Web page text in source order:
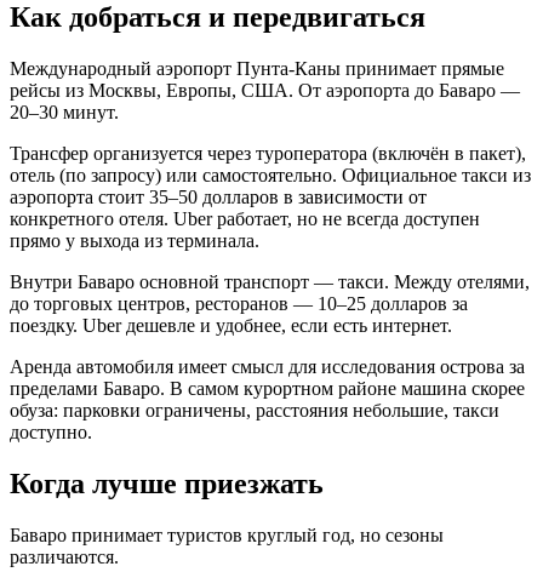
Как добраться и передвигаться
Международный аэропорт Пунта-Каны принимает прямые
рейсы из Москвы, Европы, США. От аэропорта до Баваро —
20–30 минут.
Трансфер организуется через туроператора (включён в пакет),
отель (по запросу) или самостоятельно. Официальное такси из
аэропорта стоит 35–50 долларов в зависимости от
конкретного отеля. Uber работает, но не всегда доступен
прямо у выхода из терминала.
Внутри Баваро основной транспорт — такси. Между отелями,
до торговых центров, ресторанов — 10–25 долларов за
поездку. Uber дешевле и удобнее, если есть интернет.
Аренда автомобиля имеет смысл для исследования острова за
пределами Баваро. В самом курортном районе машина скорее
обуза: парковки ограничены, расстояния небольшие, такси
доступно.
Когда лучше приезжать
Баваро принимает туристов круглый год, но сезоны
различаются.